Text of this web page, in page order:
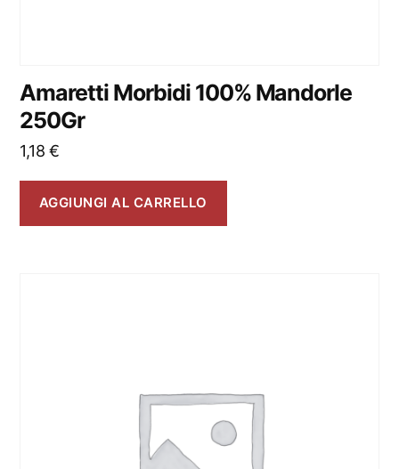
Amaretti Morbidi 100% Mandorle
250Gr
1,18€
AGGIUNGI AL CARRELLO